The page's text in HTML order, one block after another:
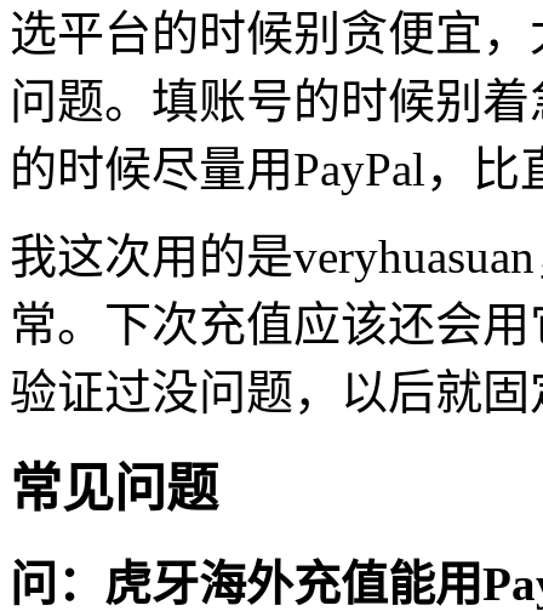
选平台的时候别贪便宜
问题。填账号的时候别
的时候尽量用PayPal，
我这次用的是
常。下次充值应该还会用
验证过没问题，以后就
常见问题
问：虎牙海外充值能用